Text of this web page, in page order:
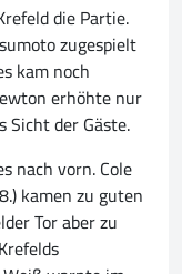
die Partie.
zugespielt
kam noch
erhöhte nur
Sicht der Gäste.
nach vorn. Cole
kamen zu guten
Tor aber zu